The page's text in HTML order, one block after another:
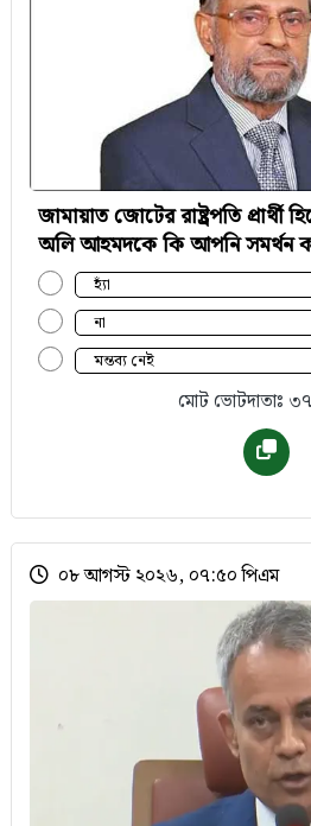
জামায়াত জোটের রাষ্ট্রপতি প্রার্থী
অলি আহমদকে কি আপনি সমর্থন
হ্যাঁ
না
মন্তব্য নেই
মোট ভোটদাতাঃ
০৮ আগস্ট ২০২৬, ০৭:৫০ পিএম